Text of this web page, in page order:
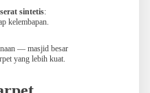
sintetis:
kelembapan.
— masjid besar
yang lebih kuat.